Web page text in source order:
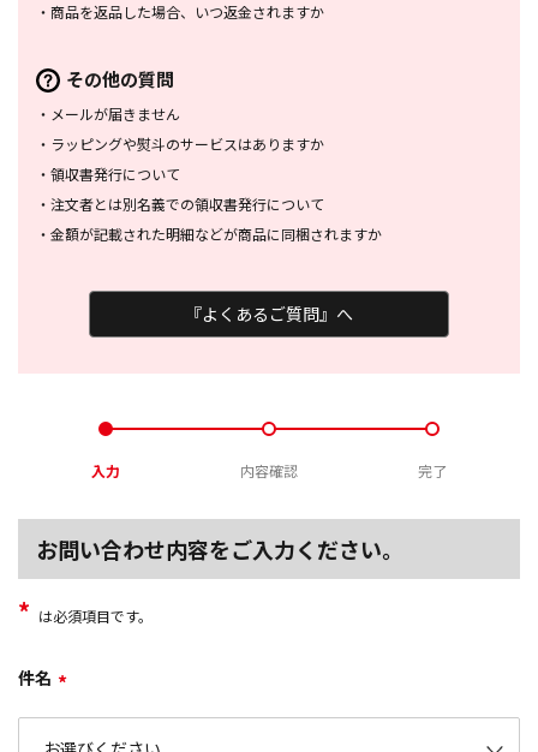
・ 商品を返品した場合、 いつ返金されますか
その他の質問
・ メールが届きません
・ ラッピングや熨斗のサービスはありますか
・ 領収書発行について
・ 注文者とは別名義での領収書発行について
・ 金額が記載された明細などが商品に同梱されますか
『よくあるご質問』へ
入力 内容確認 完了
お問い合わせ内容をご入力ください。
* は必須項目です。
件名 *